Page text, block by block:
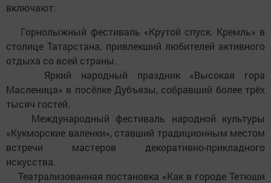
включают:
Горнолыжный фестиваль «Крутой спуск. Кремль» в
столице Татарстана, привлекший любителей активного
отдыха со всей страны.
Яркий народный праздник «Высокая гора
Масленица» в посёлке Дубъязы, собравший более трёх
тысяч гостей.
Международный фестиваль народной культуры
«Кукморские валенки», ставший традиционным местом
встречи мастеров декоративно-прикладного
искусства.
Театрализованная постановка «Как в городе Тетюши